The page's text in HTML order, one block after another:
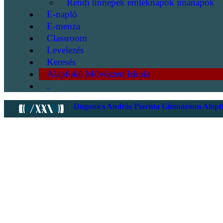
Rendi ünnepek emléknapok imanapok
E-napló
E-menza
Classroom
Levelezés
Keresés
Alapfokú Művészeti Iskola
.
Dugonics András Piarista Gimnázium